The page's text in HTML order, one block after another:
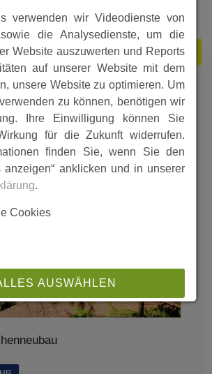
der Kirche in
1857
verwenden wir Videodienste von
sowie die Analysedienste, um die
Website auszuwerten und Reports
auf unserer Website mit dem
unsere Website zu optimieren. Um
zu können, benötigen wir
Ihre Einwilligung können Sie
für die Zukunft widerrufen.
finden Sie, wenn Sie den
anzeigen“ anklicken und in unserer
.
Cookies
AUSWÄHLEN
ABLEHNEN